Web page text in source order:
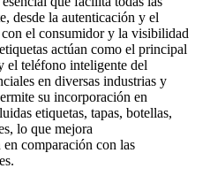
desde la autenticación y el
el consumidor y la visibilidad
actúan como el principal
el teléfono inteligente del
en diversas industrias y
su incorporación en
etiquetas, tapas, botellas,
lo que mejora
comparación con las